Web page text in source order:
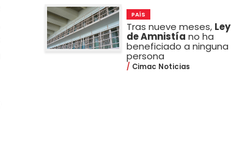
PAÍS
Tras nueve meses, Ley
de Amnistía no ha
beneficiado a ninguna
persona
Cimac Noticias